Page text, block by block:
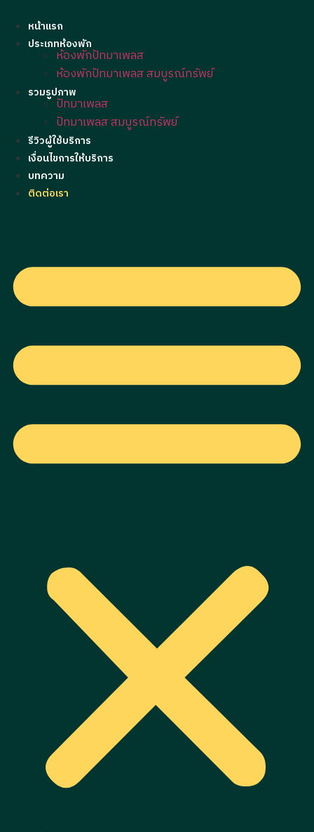
หน้าแรก
ประเภทห้องพัก
ห้องพักปัทมาเพลส
ห้องพักปัทมาเพลส สมบูรณ์ทรัพย์
รวมรูปภาพ
ปัทมาเพลส
ปัทมาเพลส สมบูรณ์ทรัพย์
รีวิวผู้ใช้บริการ
เงื่อนไขการให้บริการ
บทความ
ติดต่อเรา